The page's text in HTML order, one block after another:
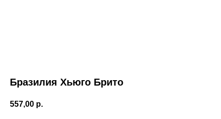
Бразилия Хьюго Брито
557,00 р.